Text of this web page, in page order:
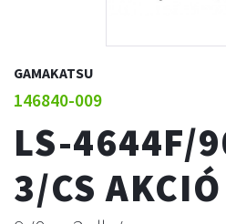
GAMAKATSU
146840-009
LS-4644F/
3/CS